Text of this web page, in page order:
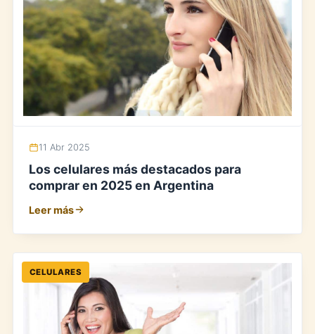
11 Abr 2025
Los celulares más destacados para
comprar en 2025 en Argentina
Leer más
CELULARES